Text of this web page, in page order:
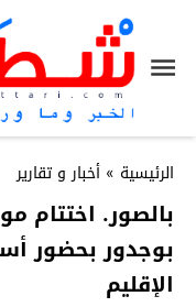
الرئيسية » أخبار و تقارير
بالصور.
بوجدور بحضور
الإقليم